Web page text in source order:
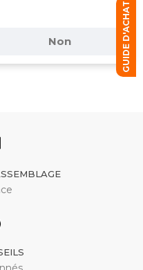
Non GUIDE D'ACHAT